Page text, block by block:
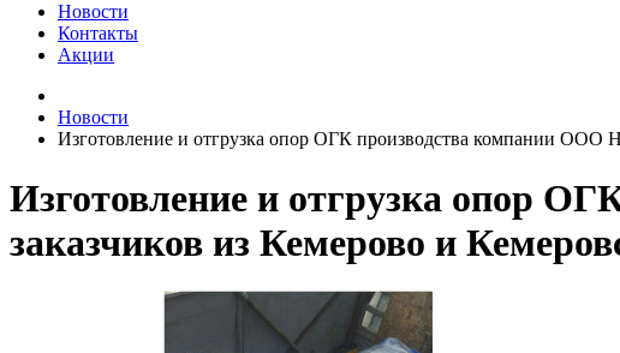
Новости
Контакты
Акции
Новости
Изготовление и отгрузка опор ОГК производства компании ООО
Изготовление и отгрузка опор
заказчиков из Кемерово и